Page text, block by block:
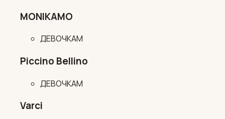
MONIKAMO
ДЕВОЧКАМ
Piccino Bellino
ДЕВОЧКАМ
Varci